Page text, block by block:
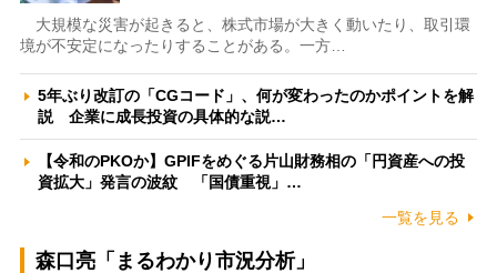
大規模な災害が起きると、株式市場が大きく動いたり、取引環
境が不安定になったりすることがある。一方…
5年ぶり改訂の「CGコード」、何が変わったのかポイントを解
説 企業に成長投資の具体的な説…
【令和のPKOか】GPIFをめぐる片山財務相の「円資産への投
資拡大」発言の波紋 「国債重視」…
一覧を見る
森口亮「まるわかり市況分析」